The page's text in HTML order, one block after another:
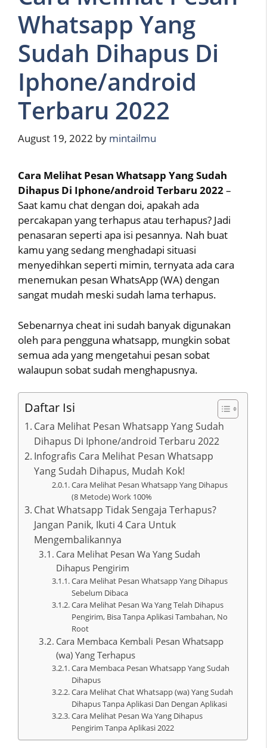
Whatsapp Yang
Sudah Dihapus Di
Iphone/android
Terbaru 2022
August 19, 2022 by mintailmu
Cara Melihat Pesan Whatsapp Yang Sudah
Dihapus Di Iphone/android Terbaru 2022–
Saat kamu chat dengan doi, apakah ada
percakapan yang terhapus atau terhapus? Jadi
penasaran seperti apa isi pesannya. Nah buat
kamu yang sedang menghadapi situasi
menyedihkan seperti mimin, ternyata ada cara
menemukan pesan WhatsApp (WA) dengan
sangat mudah meski sudah lama terhapus.
Sebenarnya cheat ini sudah banyak digunakan
oleh para pengguna whatsapp, mungkin sobat
semua ada yang mengetahui pesan sobat
walaupun sobat sudah menghapusnya.
Daftar Isi
Cara Melihat Pesan Whatsapp Yang Sudah
Dihapus Di Iphone/android Terbaru 2022
Infografis Cara Melihat Pesan Whatsapp
Yang Sudah Dihapus, Mudah Kok!
Cara Melihat Pesan Whatsapp Yang Dihapus
(8 Metode) Work 100%
Chat Whatsapp Tidak Sengaja Terhapus?
Jangan Panik, Ikuti 4 Cara Untuk
Mengembalikannya
Cara Melihat Pesan Wa Yang Sudah
Dihapus Pengirim
Cara Melihat Pesan Whatsapp Yang Dihapus
Sebelum Dibaca
Cara Melihat Pesan Wa Yang Telah Dihapus
Pengirim, Bisa Tanpa Aplikasi Tambahan, No
Root
Cara Membaca Kembali Pesan Whatsapp
(wa) Yang Terhapus
Cara Membaca Pesan Whatsapp Yang Sudah
Dihapus
Cara Melihat Chat Whatsapp (wa) Yang Sudah
Dihapus Tanpa Aplikasi Dan Dengan Aplikasi
Cara Melihat Pesan Wa Yang Dihapus
Pengirim Tanpa Aplikasi 2022